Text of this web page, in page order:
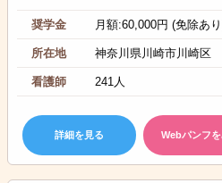
奨学金 月額:60,000円 (免除あ
所在地 神奈川県川崎市川崎区
看護師 241人
詳細を見る Webパンフ